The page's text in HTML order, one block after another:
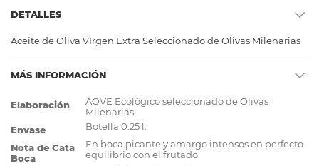
DETALLES
Aceite de Oliva VIrgen Extra Seleccionado de Olivas Milenarias
MÁS INFORMACIÓN
Más
Información
Elaboración
AOVE Ecológico seleccionado de Olivas
Milenarias
Envase
Botella 0.25 l.
Nota de Cata
Boca
En boca picante y amargo intensos en perfecto
equilibrio con el frutado.